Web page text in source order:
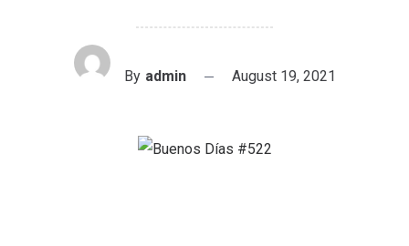
By admin August 19, 2021